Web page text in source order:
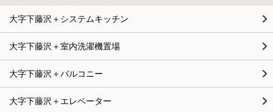
大字下藤沢＋システムキッチン
大字下藤沢＋室内洗濯機置場
大字下藤沢＋バルコニー
大字下藤沢＋エレベーター